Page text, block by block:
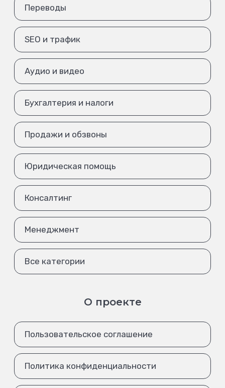
Переводы
SEO и трафик
Аудио и видео
Бухгалтерия и налоги
Продажи и обзвоны
Юридическая помощь
Консалтинг
Менеджмент
Все категории
О проекте
Пользовательское соглашение
Политика конфиденциальности